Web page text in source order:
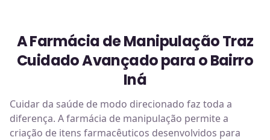
A Farmácia de Manipulação Traz
Cuidado Avançado para o Bairro
Iná
Cuidar da saúde de modo direcionado faz toda a
diferença. A farmácia de manipulação permite a
criação de itens farmacêuticos desenvolvidos para